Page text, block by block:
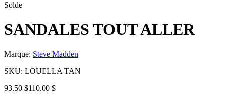
Solde
SANDALES TOUT ALLER
Marque: Steve Madden
SKU: LOUELLA TAN
93.50 $110.00 $